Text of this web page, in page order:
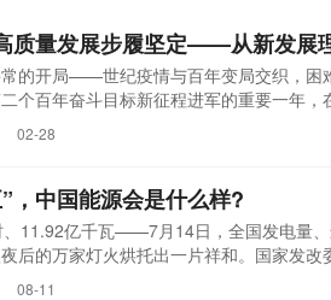
质量发展步履坚定——从新发展
的开局——世纪疫情与百年变局交织，困
个百年奋斗目标新征程进军的重要一年
02-28
，中国能源会是什么样?
11.92亿千瓦——7月14日，全国发电量
后的万家灯火烘托出一片祥和。国家发
提升。
08-11